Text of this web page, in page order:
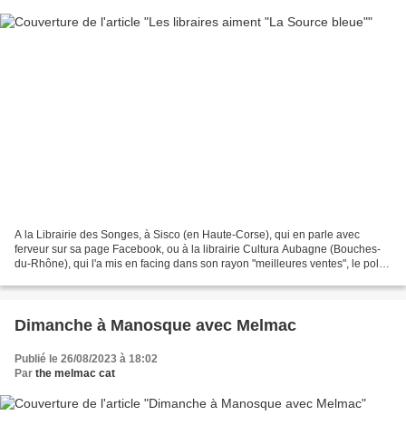
A la Librairie des Songes, à Sisco (en Haute-Corse), qui en parle avec
ferveur sur sa page Facebook, ou à la librairie Cultura Aubagne (Bouches-
du-Rhône), qui l'a mis en facing dans son rayon "meilleures ventes", le polar
Dimanche à Manosque avec Melmac
Publié le 26/08/2023 à 18:02
Par the melmac cat